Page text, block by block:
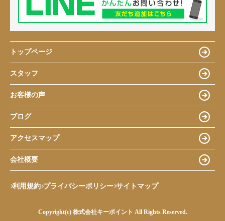
トップページ
スタッフ
お客様の声
ブログ
アクセスマップ
会社概要
利用規約 プライバシーポリシー サイトマップ
Copyright(c) 株式会社キーポイント All Rights Reserved.